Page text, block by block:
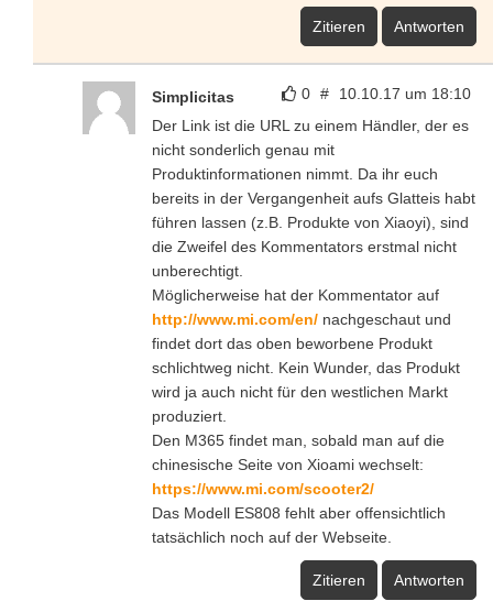
Zitieren Antworten
0 # 10.10.17 um 18:10
Simplicitas
Der Link ist die URL zu einem Händler, der es
nicht sonderlich genau mit
Produktinformationen nimmt. Da ihr euch
bereits in der Vergangenheit aufs Glatteis habt
führen lassen (z.B. Produkte von Xiaoyi), sind
die Zweifel des Kommentators erstmal nicht
unberechtigt.
Möglicherweise hat der Kommentator auf
http://www.mi.com/en/ nachgeschaut und
findet dort das oben beworbene Produkt
schlichtweg nicht. Kein Wunder, das Produkt
wird ja auch nicht für den westlichen Markt
produziert.
Den M365 findet man, sobald man auf die
chinesische Seite von Xioami wechselt:
https://www.mi.com/scooter2/
Das Modell ES808 fehlt aber offensichtlich
tatsächlich noch auf der Webseite.
Zitieren Antworten